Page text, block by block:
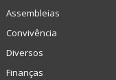
Assembleias
Convivência
Diversos
Finanças